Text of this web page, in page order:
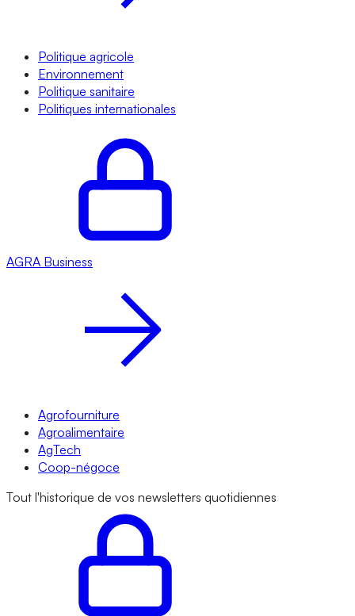
Politique agricole
Environnement
Politique sanitaire
Politiques internationales
AGRA Business
Agrofourniture
Agroalimentaire
AgTech
Coop-négoce
Tout l'historique de vos newsletters quotidiennes